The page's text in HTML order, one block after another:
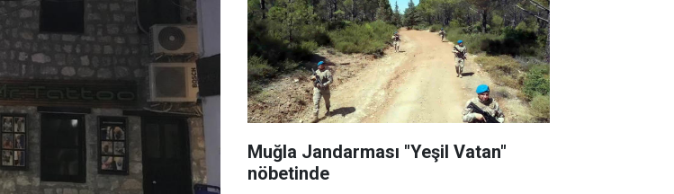
Muğla Jandarması "Yeşil Vatan"
nöbetinde